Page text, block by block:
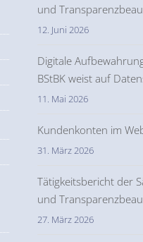
und
12. Juni 2026
Digitale
BStBK weist auf
11. Mai 2026
Kundenkonten im
31. März 2026
Tätigkeitsbericht der
und
27. März 2026